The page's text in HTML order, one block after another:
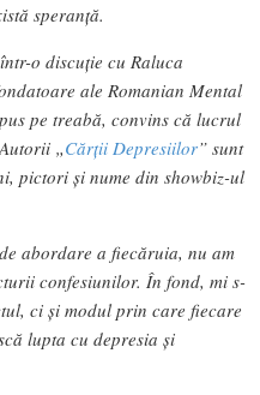
speranță.
o discuție cu Raluca
ale Romanian Mental
pe treabă, convins că lucrul
„Cărții Depresiilor” sunt
pictori și nume din showbiz-ul
abordare a fiecăruia, nu am
confesiunilor. În fond, mi s-
ci și modul prin care fiecare
lupta cu depresia și